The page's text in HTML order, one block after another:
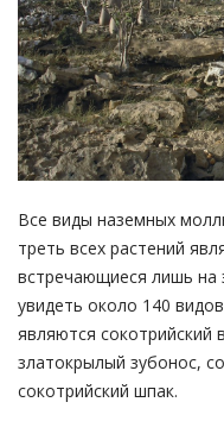
Все виды наземных
треть всех растений
встречающиеся лишь на
увидеть около 140
являются сокотрийский
златокрылый зубонос,
сокотрийский шпак.